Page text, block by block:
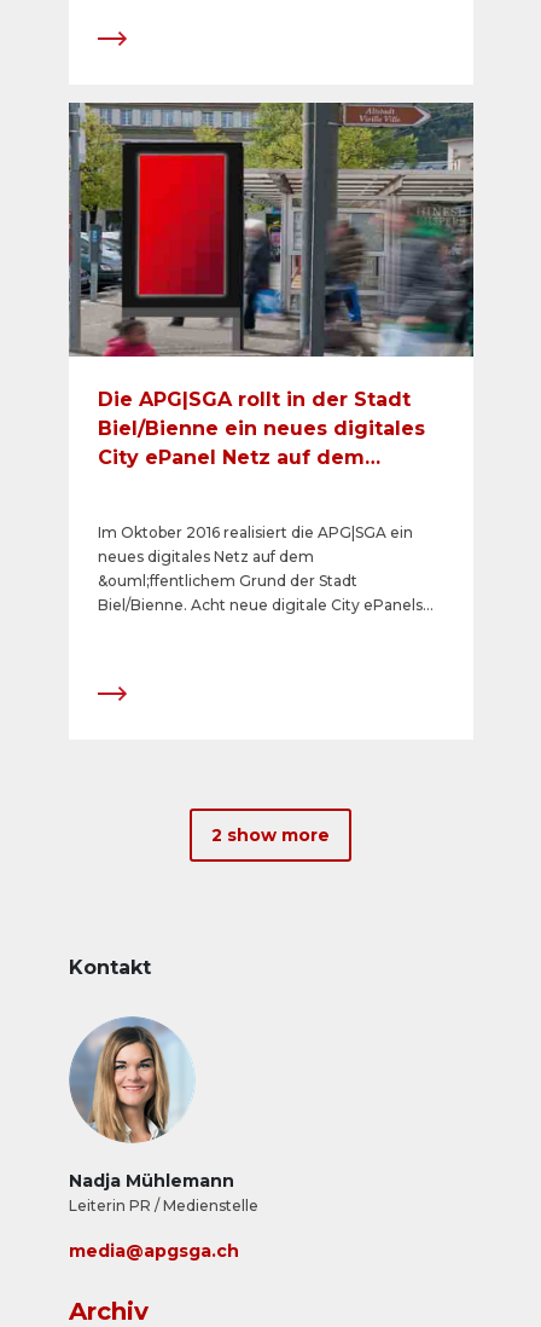
Die APG|SGA rollt in der Stadt
Biel/Bienne ein neues digitales
City ePanel Netz auf dem
Im Oktober 2016 realisiert die APG|SGA ein
neues digitales Netz auf dem
&ouml;ffentlichem Grund der Stadt
Biel/Bienne. Acht neue digitale City ePanels
Kontaktchancen und bringen durch die
2 show more
Kontakt
Nadja Mühlemann
Leiterin PR / Medienstelle
media@apgsga.ch
Archiv